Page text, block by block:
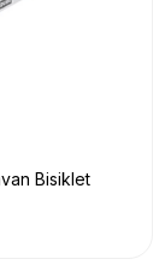
Bisiklet